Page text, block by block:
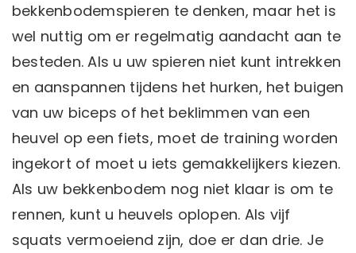
bekkenbodemspieren te denken, maar het is
wel nuttig om er regelmatig aandacht aan te
besteden. Als u uw spieren niet kunt intrekken
en aanspannen tijdens het hurken, het buigen
van uw biceps of het beklimmen van een
heuvel op een fiets, moet de training worden
ingekort of moet u iets gemakkelijkers kiezen.
Als uw bekkenbodem nog niet klaar is om te
rennen, kunt u heuvels oplopen. Als vijf
squats vermoeiend zijn, doe er dan drie. Je